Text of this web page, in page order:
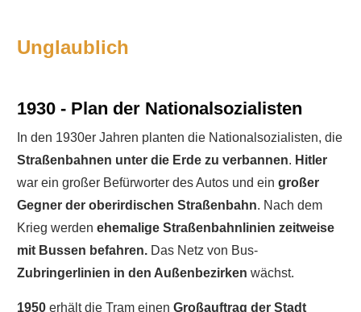
Unglaublich
1930 - Plan der Nationalsozialisten
In den 1930er Jahren planten die Nationalsozialisten, die
Straßenbahnen unter die Erde zu verbannen. Hitler
war ein großer Befürworter des Autos und ein großer
Gegner der oberirdischen Straßenbahn. Nach dem
Krieg werden ehemalige Straßenbahnlinien zeitweise
mit Bussen befahren. Das Netz von Bus-
Zubringerlinien in den Außenbezirken wächst.
1950 erhält die Tram einen Großauftrag der Stadt